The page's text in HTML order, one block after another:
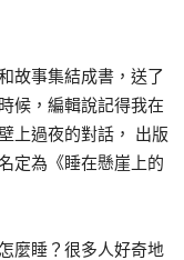
故事集結成書，送了
候，編輯說記得我在
上過夜的對話， 出版
定為《睡在懸崖上的
麼睡？很多人好奇地